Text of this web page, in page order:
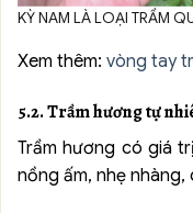
KỲ NAM LÀ LOẠI TRẦM
Xem thêm: vòng tay
5.2. Trầm hương tự
Trầm hương có giá
nồng ấm, nhẹ nhàng,